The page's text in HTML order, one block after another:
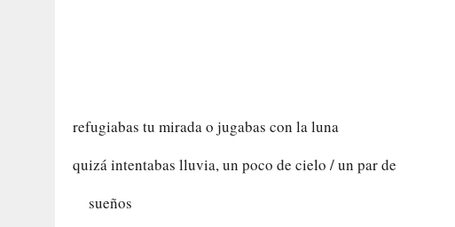
refugiabas tu mirada o jugabas con la luna
quizá intentabas lluvia, un poco de cielo / un par de
sueños